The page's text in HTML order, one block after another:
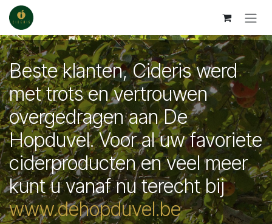
Overslaan naar inhoud
Beste klanten, Cideris werd
met trots en vertrouwen
overgedragen aan De
Hopduvel. Voor al uw favoriete
ciderproducten en veel meer
kunt u vanaf nu terecht bij
www.dehopduvel.be